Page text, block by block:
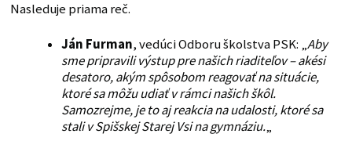
Nasleduje priama reč.
Ján Furman, vedúci Odboru školstva PSK: „Aby
sme pripravili výstup pre našich riaditeľov – akési
desatoro, akým spôsobom reagovať na situácie,
ktoré sa môžu udiať v rámci našich škôl.
Samozrejme, je to aj reakcia na udalosti, ktoré sa
stali v Spišskej Starej Vsi na gymnáziu.„